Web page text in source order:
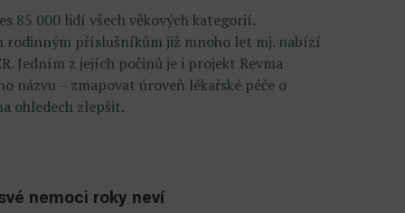
85 000 lidí všech věkových kategorií.
rodinným příslušníkům již mnoho let mj. nabízí
Jedním z jejích počinů je i projekt Revma
názvu – zmapovat úroveň lékařské péče o
ohledech zlepšit.
nemoci roky neví